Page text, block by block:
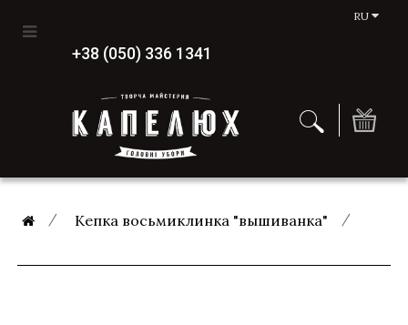
RU
+38 (050) 336 1341
Кепка восьмиклинка "вышиванка"